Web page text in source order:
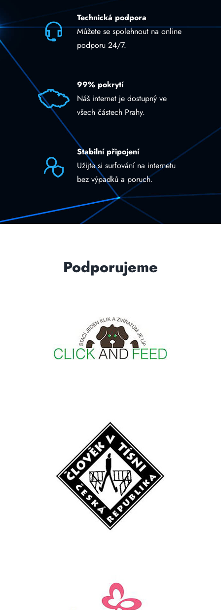
Technická podpora
Můžete se spolehnout na online
podporu 24/7.
99% pokrytí
Náš internet je dostupný ve
všech částech Prahy.
Stabilní připojení
Užijte si surfování na internetu
bez výpadků a poruch.
Podporujeme